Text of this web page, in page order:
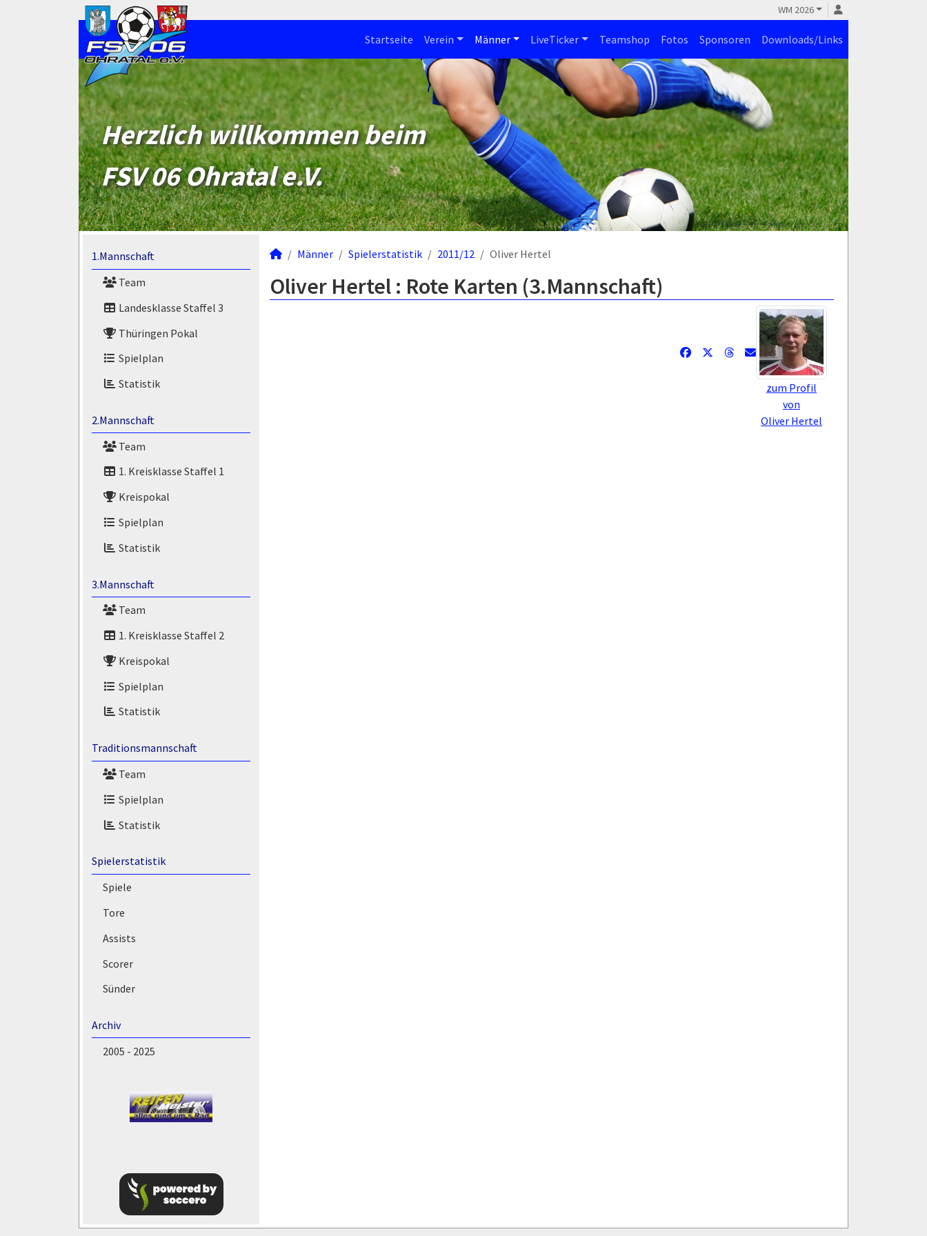
WM 2026
Startseite Verein Männer LiveTicker Teamshop Fotos Sponsoren Downloads/Links
Herzlich willkommen beim
FSV 06 Ohratal e.V.
1.Mannschaft
Team
Landesklasse Staffel 3
Thüringen Pokal
Spielplan
Statistik
2.Mannschaft
Team
1. Kreisklasse Staffel 1
Kreispokal
Spielplan
Statistik
3.Mannschaft
Team
1. Kreisklasse Staffel 2
Kreispokal
Spielplan
Statistik
Traditionsmannschaft
Team
Spielplan
Statistik
Spielerstatistik
Spiele
Tore
Assists
Scorer
Sünder
Archiv
2005 - 2025
Männer Spielerstatistik 2011/12 Oliver Hertel
Oliver Hertel : Rote Karten (3.Mannschaft)
zum Profil
von
Oliver Hertel